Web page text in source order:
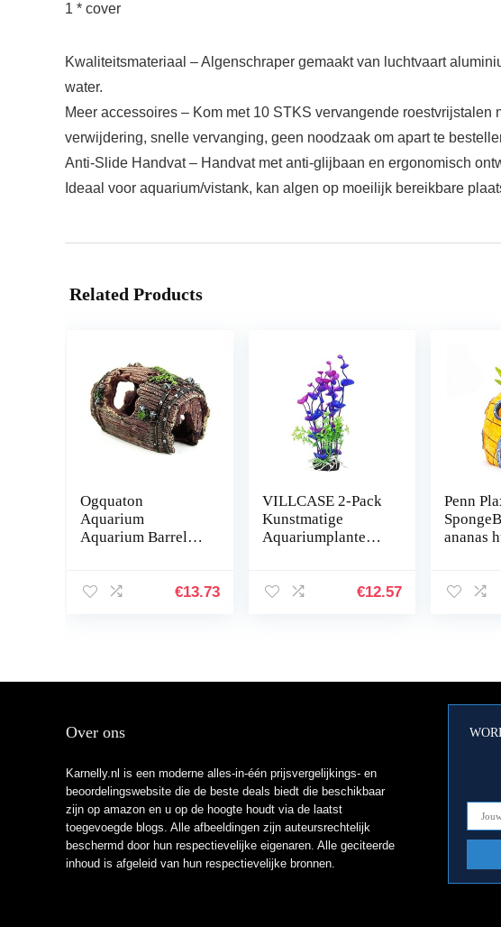
1 * cover
Kwaliteitsmateriaal – Algenschraper gemaakt van luchtvaart
water.
Meer accessoires – Kom met 10 STKS vervangende
verwijdering, snelle vervanging, geen noodzaak om apart te
Anti-Slide Handvat – Handvat met anti-glijbaan en ergonomisch
Ideaal voor aquarium/vistank, kan algen op moeilijk bereikbare
Related Products
Ogquaton
Aquarium
Aquarium Barrel
landschapsbouw
€13.73
VILLCASE 2-Pack
Kunstmatige
Aquariumplanten
Inrichting Plastic
€12.57
Penn
ananas
Over ons
Karnelly.nl is een moderne alles-in-één prijsvergelijkings- en
beoordelingswebsite die de beste deals biedt die beschikbaar
zijn op amazon en u op de hoogte houdt via de laatst
toegevoegde blogs. Alle afbeeldingen zijn auteursrechtelijk
beschermd door hun respectievelijke eigenaren. Alle geciteerde
inhoud is afgeleid van hun respectievelijke bronnen.